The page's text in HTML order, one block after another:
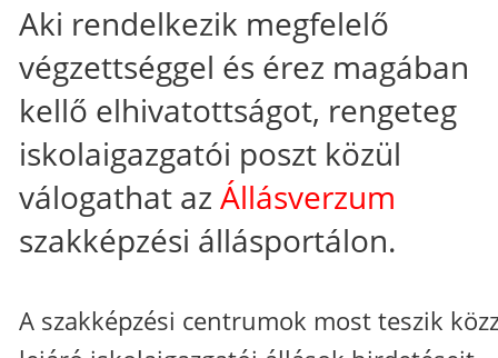
Aki rendelkezik megfelelő
végzettséggel és érez magában
kellő elhivatottságot, rengeteg
iskolaigazgatói poszt közül
válogathat az Állásverzum
szakképzési állásportálon.
A szakképzési centrumok most teszik